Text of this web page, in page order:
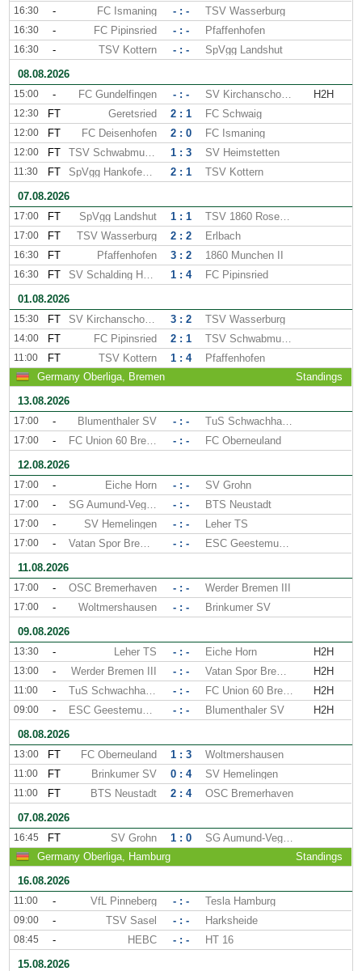
16:30 - FC Ismaning - : - TSV Wasserburg
16:30 - FC Pipinsried - : - Pfaffenhofen
16:30 - TSV Kottern - : -
SpVgg Landshut
08.08.2026
15:00 - FC Gundelfingen - : - SV Kirchanschoring H2H
12:30 FT Geretsried 2 : 1 FC Schwaig
12:00 FT FC Deisenhofen 2 : 0 FC Ismaning
12:00 FT TSV Schwabmunchen 1 : 3 SV Heimstetten
11:30 FT SpVgg Hankofen-Hailing 2 : 1
TSV Kottern
07.08.2026
17:00 FT SpVgg Landshut 1 : 1 TSV 1860 Rosenheim
17:00 FT TSV Wasserburg 2 : 2 Erlbach
16:30 FT Pfaffenhofen 3 : 2 1860 Munchen II
16:30 FT SV Schalding Heining 1 : 4
FC Pipinsried
01.08.2026
15:30 FT SV Kirchanschoring 3 : 2 TSV Wasserburg
14:00 FT FC Pipinsried 2 : 1 TSV Schwabmunchen
11:00 FT TSV Kottern 1 : 4
Pfaffenhofen
Germany Oberliga, Bremen
Standings
13.08.2026
17:00 - Blumenthaler SV - : - TuS Schwachhausen
17:00 - FC Union 60 Bremen - : -
FC Oberneuland
12.08.2026
17:00 - Eiche Horn - : - SV Grohn
17:00 - SG Aumund-Vegesack - : - BTS Neustadt
17:00 - SV Hemelingen - : - Leher TS
17:00 - Vatan Spor Bremen - : -
ESC Geestemunde
11.08.2026
17:00 - OSC Bremerhaven - : - Werder Bremen III
17:00 - Woltmershausen - : -
Brinkumer SV
09.08.2026
13:30 - Leher TS - : - Eiche Horn H2H
13:00 - Werder Bremen III - : - Vatan Spor Bremen H2H
11:00 - TuS Schwachhausen - : - FC Union 60 Bremen H2H
09:00 - ESC Geestemunde - : - Blumenthaler SV
H2H
08.08.2026
13:00 FT FC Oberneuland 1 : 3 Woltmershausen
11:00 FT Brinkumer SV 0 : 4 SV Hemelingen
11:00 FT BTS Neustadt 2 : 4
OSC Bremerhaven
07.08.2026
16:45 FT SV Grohn 1 : 0
SG Aumund-Vegesack
Germany Oberliga, Hamburg
Standings
16.08.2026
11:00 - VfL Pinneberg - : - Tesla Hamburg
09:00 - TSV Sasel - : - Harksheide
08:45 - HEBC - : -
HT 16
15.08.2026